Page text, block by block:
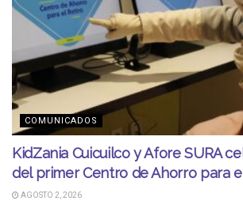
COMUNICADOS
KidZania Cuicuilco y Afore SURA
del primer Centro de Ahorro para
AGOSTO 2, 2026